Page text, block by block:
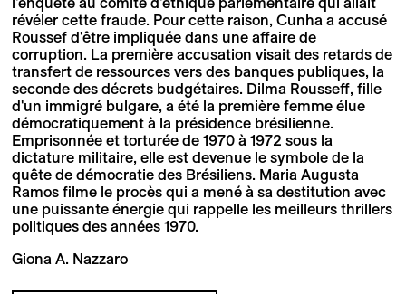
révéler cette fraude. Pour cette raison, Cunha a accusé
Roussef d'être impliquée dans une affaire de
corruption. La première accusation visait des retards de
transfert de ressources vers des banques publiques, la
seconde des décrets budgétaires. Dilma Rousseff, fille
d'un immigré bulgare, a été la première femme élue
démocratiquement à la présidence brésilienne.
Emprisonnée et torturée de 1970 à 1972 sous la
dictature militaire, elle est devenue le symbole de la
quête de démocratie des Brésiliens. Maria Augusta
Ramos filme le procès qui a mené à sa destitution avec
une puissante énergie qui rappelle les meilleurs thrillers
politiques des années 1970.
Giona A. Nazzaro